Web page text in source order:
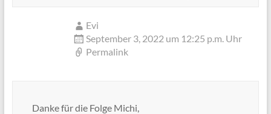
Evi
September 3, 2022 um 12:25 p.m. Uhr
Permalink
Danke für die Folge Michi,